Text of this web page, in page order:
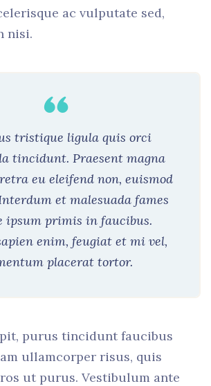
ac vulputate sed,
nisi.
tristique ligula quis orci
tincidunt. Praesent magna
eu eleifend non, euismod
et malesuada fames
ipsum primis in faucibus.
enim, feugiat et mi vel,
placerat tortor.
purus tincidunt faucibus
ullamcorper risus, quis
ut purus. Vestibulum ante